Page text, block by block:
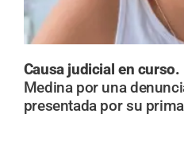
Causa judicial en curso.
Medina por una
presentada por su prima